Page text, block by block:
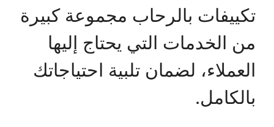
تكييفات بالرحاب مجموعة كبيرة
من الخدمات التي يحتاج إليها
العملاء، لضمان تلبية احتياجاتك
بالكامل.